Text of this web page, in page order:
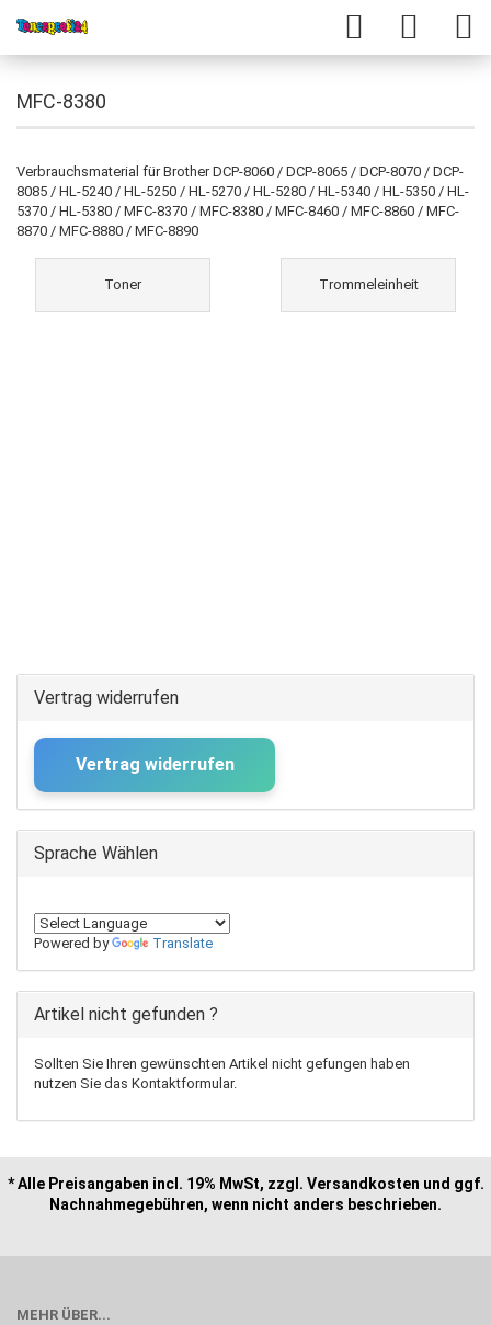
MFC-8380
Verbrauchsmaterial für Brother DCP-8060 / DCP-8065 / DCP-8070 / DCP-
8085 / HL-5240 / HL-5250 / HL-5270 / HL-5280 / HL-5340 / HL-5350 / HL-
5370 / HL-5380 / MFC-8370 / MFC-8380 / MFC-8460 / MFC-8860 / MFC-
8870 / MFC-8880 / MFC-8890
Toner Trommeleinheit
Vertrag widerrufen
Vertrag widerrufen
Sprache Wählen
Powered by Translate
Artikel nicht gefunden ?
Sollten Sie Ihren gewünschten Artikel nicht gefungen haben
nutzen Sie das Kontaktformular.
* Alle Preisangaben incl. 19% MwSt, zzgl. Versandkosten und ggf.
Nachnahmegebühren, wenn nicht anders beschrieben.
MEHR ÜBER...